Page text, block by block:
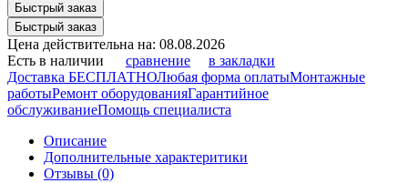
Быстрый заказ
Быстрый заказ
Цена действительна на: 08.08.2026
Есть в наличии
сравнение
в закладки
Доставка БЕСПЛАТНОЛюбая форма оплатыМонтажные
работыРемонт оборудованияГарантийное
обслуживаниеПомощь специалиста
Описание
Дополнительные характеритики
Отзывы (0)